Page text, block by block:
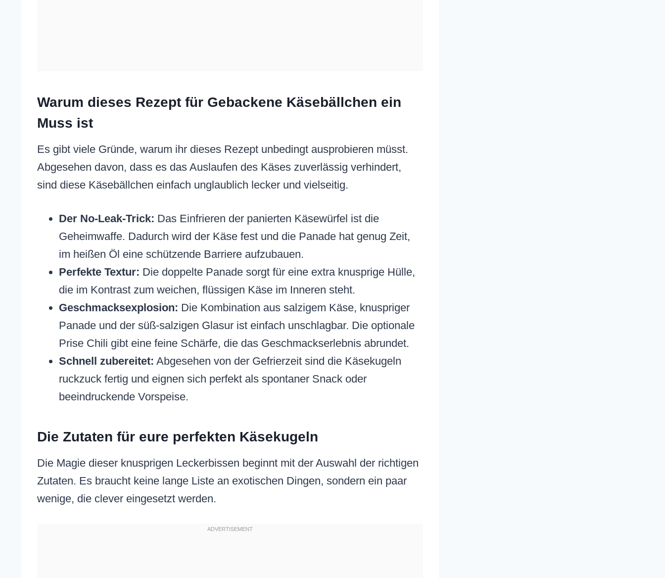
Warum dieses Rezept für Gebackene Käsebällchen ein
Muss ist
Es gibt viele Gründe, warum ihr dieses Rezept unbedingt ausprobieren müsst.
Abgesehen davon, dass es das Auslaufen des Käses zuverlässig verhindert,
sind diese Käsebällchen einfach unglaublich lecker und vielseitig.
Der No-Leak-Trick: Das Einfrieren der panierten Käsewürfel ist die
Geheimwaffe. Dadurch wird der Käse fest und die Panade hat genug Zeit,
im heißen Öl eine schützende Barriere aufzubauen.
Perfekte Textur: Die doppelte Panade sorgt für eine extra knusprige Hülle,
die im Kontrast zum weichen, flüssigen Käse im Inneren steht.
Geschmacksexplosion: Die Kombination aus salzigem Käse, knuspriger
Panade und der süß-salzigen Glasur ist einfach unschlagbar. Die optionale
Prise Chili gibt eine feine Schärfe, die das Geschmackserlebnis abrundet.
Schnell zubereitet: Abgesehen von der Gefrierzeit sind die Käsekugeln
ruckzuck fertig und eignen sich perfekt als spontaner Snack oder
beeindruckende Vorspeise.
Die Zutaten für eure perfekten Käsekugeln
Die Magie dieser knusprigen Leckerbissen beginnt mit der Auswahl der richtigen
Zutaten. Es braucht keine lange Liste an exotischen Dingen, sondern ein paar
wenige, die clever eingesetzt werden.